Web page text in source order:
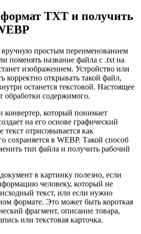
TXT и получить
простым переименованием
поменять название файла с .txt на
изображением. Устройство или
корректно открывать такой файл,
останется текстовой. Настоящее
обработки содержимого.
который понимает
на его основе графический
текст отрисовывается как
сохраняется в WEBP. Такой способ
тип файла и получить рабочий
в картинку полезно, если
человеку, который не
текст, или если нужно
формате. Это может быть короткая
фрагмент, описание товара,
или текстовая карточка.